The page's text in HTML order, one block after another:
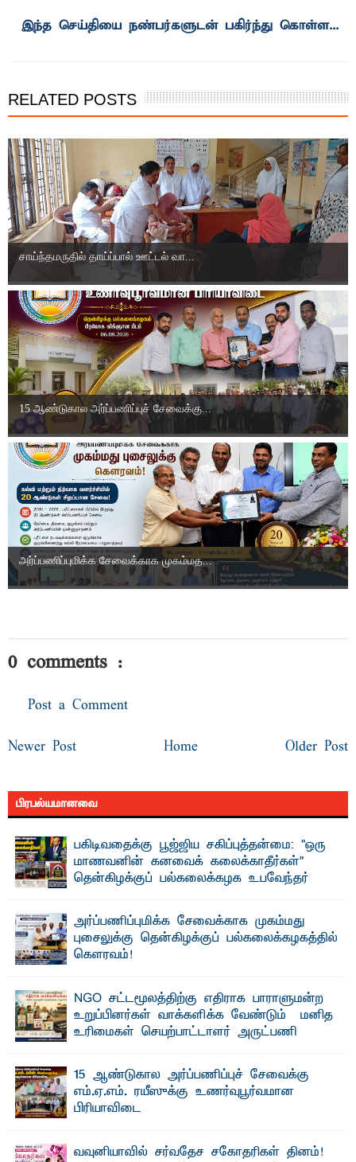
இந்த செய்தியை நண்பர்களுடன் பகிர்ந்து கொள்ள...
RELATED POSTS
சாய்ந்தமருதில் தாய்ப்பால் ஊட்டல் வா...
15 ஆண்டுகால அர்ப்பணிப்புச் சேவைக்கு...
அர்ப்பணிப்புமிக்க சேவைக்காக முகம்மத...
0 comments :
Post a Comment
Newer Post Older Post
Home
பிரபல்யமானவை
பகிடிவதைக்கு பூஜ்ஜிய சகிப்புத்தன்மை: "ஒரு
மாணவனின் கனவைக் கலைக்காதீர்கள்" –
தென்கிழக்குப் பல்கலைக்கழக உபவேந்தர்
"ஒ ரு மாணவனின் அல்லது மாணவியின் கனவு என்னால்
கலைக்கப்படாது" என்ற உறுதியை ஒவ்வொரு மாணவரும் ...
அர்ப்பணிப்புமிக்க சேவைக்காக முகம்மது
புசைலுக்கு தென்கிழக்குப் பல்கலைக்கழகத்தில்
கௌரவம்!
NGO சட்டமூலத்திற்கு எதிராக பாராளுமன்ற
உறுப்பினர்கள் வாக்களிக்க வேண்டும் – மனித
உரிமைகள் செயற்பாட்டாளர் அருட்பணி
ஜே. எப். காமிலா பேகம்- இ லங்கை அரசாங்கம் அரசுசாரா
அமைப்புகள் (NGO) தொடர்பான புதிய சட்டமூலத்தை ...
15 ஆண்டுகால அர்ப்பணிப்புச் சேவைக்கு
எம்.ஏ.எம். ரயீஸுக்கு உணர்வுபூர்வமான
பிரியாவிடை
வவுனியாவில் சர்வதேச சகோதரிகள் தினம்!